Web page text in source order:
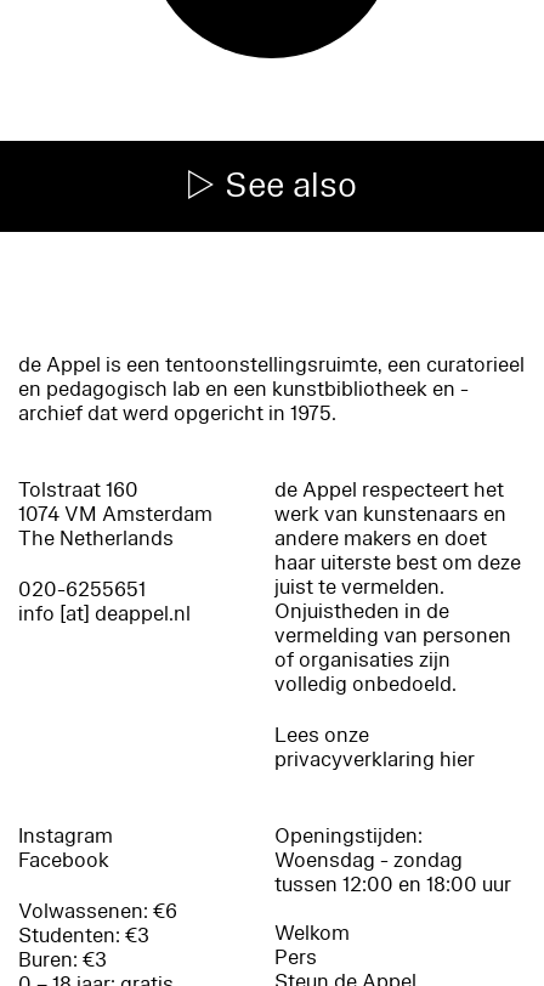
See also
de Appel is een tentoonstellingsruimte, een curatorieel
en pedagogisch lab en een kunstbibliotheek en -
archief dat werd opgericht in 1975.
Tolstraat 160
1074 VM Amsterdam
The Netherlands
020-6255651
info [at] deappel.nl
de Appel respecteert het
werk van kunstenaars en
andere makers en doet
haar uiterste best om deze
juist te vermelden.
Onjuistheden in de
vermelding van personen
of organisaties zijn
volledig onbedoeld.
Lees onze
privacyverklaring hier
Instagram
Facebook
Volwassenen: €6
Studenten: €3
Buren: €3
Openingstijden:
Woensdag - zondag
tussen 12:00 en 18:00 uur
Welkom
Pers